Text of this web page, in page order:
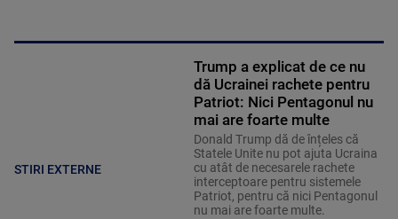
STIRI EXTERNE
Trump a explicat de ce nu
dă Ucrainei rachete pentru
Patriot: Nici Pentagonul nu
mai are foarte multe
Donald Trump dă de înțeles că
Statele Unite nu pot ajuta Ucraina
cu atât de necesarele rachete
interceptoare pentru sistemele
Patriot, pentru că nici Pentagonul
nu mai are foarte multe.